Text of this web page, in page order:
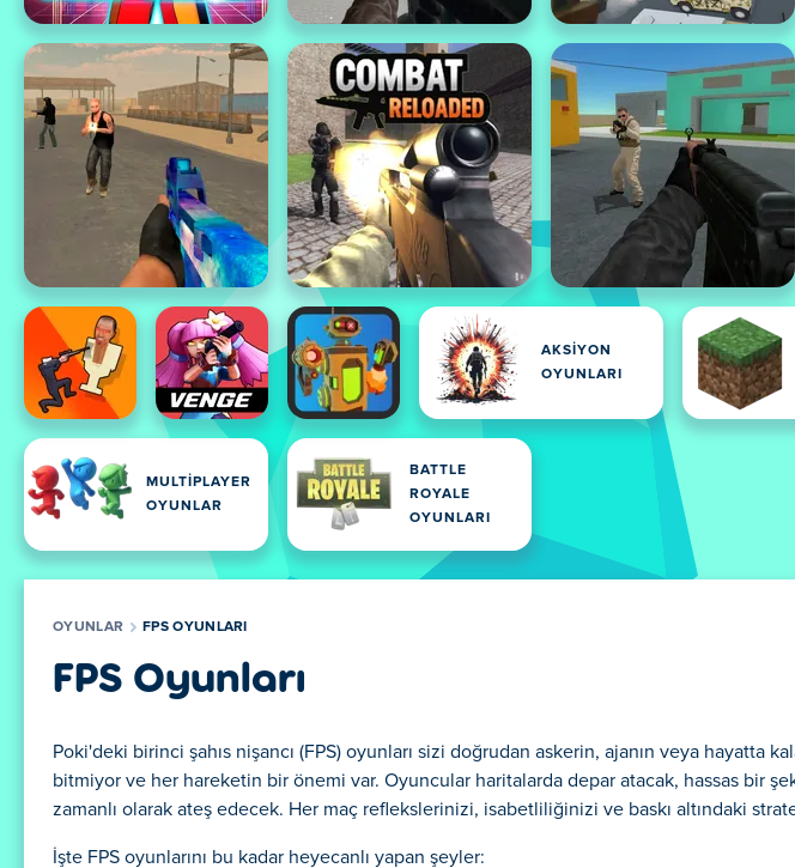
AKSIYON
OYUNLARI
MULTIPLAYER
OYUNLAR
BATTLE
ROYALE
OYUNLARI
OYUNLAR FPS OYUNLARI
FPS Oyunları
Poki'deki birinci şahıs nişancı (FPS) oyunları sizi doğrudan askerin, ajanın veya hayatta
bitmiyor ve her hareketin bir önemi var. Oyuncular haritalarda depar atacak, hassas bir
zamanlı olarak ateş edecek. Her maç reflekslerinizi, isabetliliğinizi ve baskı altındaki
İşte FPS oyunlarını bu kadar heyecanlı yapan şeyler: